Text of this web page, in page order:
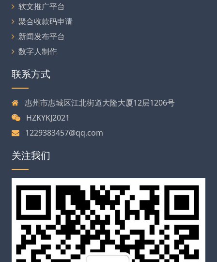
软文推广平台
聚合收款码申请
新闻发布平台
数字人制作
联系方式
惠州市惠城区江北街道大隆大厦12层1206号
HZKYKJ2021
1229383457@qq.com
关注我们